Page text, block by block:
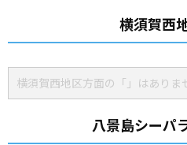
横須賀西
横須賀西地区方面の「」はありま
八景島シーパ